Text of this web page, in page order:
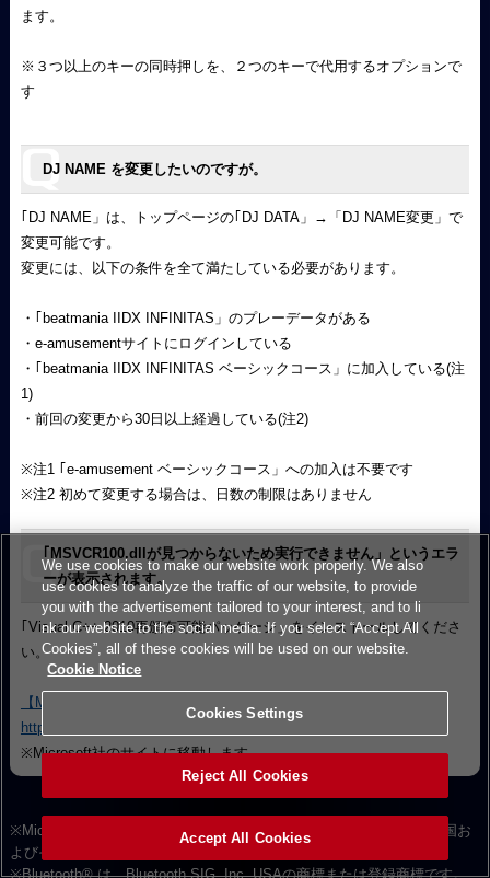
ます。
※３つ以上のキーの同時押しを、２つのキーで代用するオプションで
す
DJ NAME を変更したいのですが。
｢DJ NAME」は、トップページの｢DJ DATA」→「DJ NAME変更」で
変更可能です。
変更には、以下の条件を全て満たしている必要があります。
・｢beatmania IIDX INFINITAS」のプレーデータがある
・e-amusementサイトにログインしている
・｢beatmania IIDX INFINITAS ベーシックコース」に加入している(注
1)
・前回の変更から30日以上経過している(注2)
※注1 ｢e-amusement ベーシックコース」への加入は不要です
※注2 初めて変更する場合は、日数の制限はありません
｢MSVCR100.dllが見つからないため実行できません」というエラ
ーが表示されます。
｢Visual C++ 2010再頒布可能パッケージ」をインストールしてくださ
い。
【Microsoft Visual C++ 2010 再頒布可能パッケージ (x86)】
https://www.microsoft.com/ja-jp/download/details.aspx?id=26999
※Microsoft社のサイトに移動します
※Microsoft、Windows、DirectX、は米国 Microsoft Corporation の米国お
よびその他の国における登録商標です。
※Bluetooth®は、Bluetooth SIG, Inc. USAの商標または登録商標です。
We use cookies to make our website work properly. We also
use cookies to analyze the traffic of our website, to provide
you with the advertisement tailored to your interest, and to li
nk our website to the social media. If you select “Accept All
Cookies”, all of these cookies will be used on our website.
Cookie Notice
Cookies Settings
Reject All Cookies
Accept All Cookies